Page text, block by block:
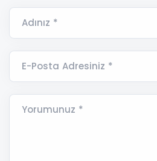
Adınız *
E-Posta Adresiniz *
Yorumunuz *